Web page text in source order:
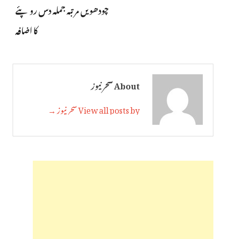
چودھویں مرتبہ جملہ دس روپئے
کا اضافہ
About سحر نیوز
View all posts by سحر نیوز →